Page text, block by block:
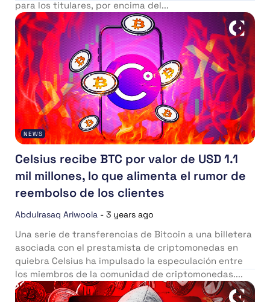
para los titulares, por encima del...
NEWS
Celsius recibe BTC por valor de USD 1.1
mil millones, lo que alimenta el rumor de
reembolso de los clientes
Abdulrasaq Ariwoola - 3 years ago
Una serie de transferencias de Bitcoin a una billetera
asociada con el prestamista de criptomonedas en
quiebra Celsius ha impulsado la especulación entre
los miembros de la comunidad de criptomonedas....